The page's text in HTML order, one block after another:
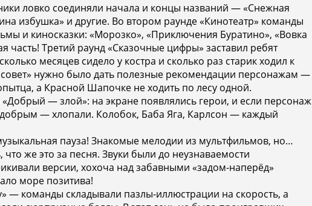
ловко соединяли начала и концы названий — «Снежная
избушка» и другие. Во втором раунде «Кинотеатр» команды
и киносказки: «Морозко», «Приключения Буратино», «Вовка
часть! Третий раунд «Сказочные цифры» заставил ребят
месяцев сидело у костра и сколько раз старик ходил к
нужно было дать полезные рекомендации персонажам —
а Красной Шапочке не ходить по лесу одной.
— злой»: на экране появлялись герои, и если персонаж
— хлопали. Колобок, Баба Яга, Карлсон — каждый
пауза! Знакомые мелодии из мультфильмов, но…
же это за песня. Звуки были до неузнаваемости
версии, хохоча над забавными «задом-наперёд»
море позитива!
— команды складывали пазлы-иллюстрации на скорость, а